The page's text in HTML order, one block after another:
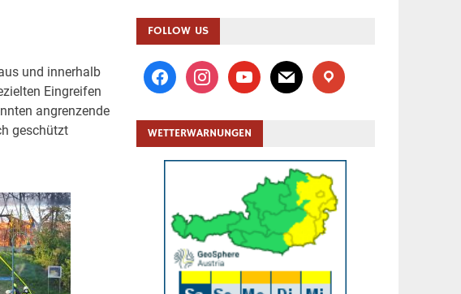
und innerhalb
Eingreifen
angrenzende
geschützt
FOLLOW US
facebookinstagramyoutubemail location
WETTERWARNUNGEN